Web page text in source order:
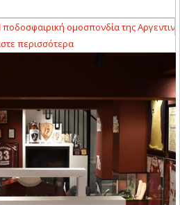
ομοσπονδία της Αργεντινής στηρίζει
περισσότερα